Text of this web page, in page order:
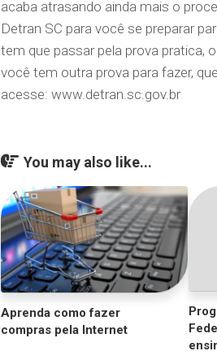
acaba atrasando ainda mais o
Detran SC para você se preparar
tem que passar pela prova pratica,
você tem outra prova para fazer,
acesse: www.detran.sc.gov.br
You may also like...
Aprenda como fazer
compras pela Internet